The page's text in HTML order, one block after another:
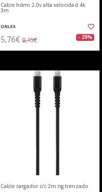
Cable hdmi 2.0v alta velocidad 4k
3m
ONLEX
5,76€ 8,15€ - 29%
Cable cargador c/c 2m.ng.trenzado